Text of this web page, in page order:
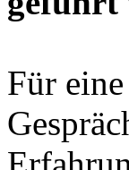
Für